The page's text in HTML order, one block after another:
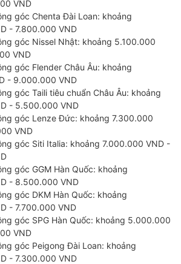
VND
góc Chenta Đài Loan: khoảng
- 7.800.000 VND
góc Nissel Nhật: khoảng 5.100.000
VND
góc Flender Châu Âu: khoảng
- 9.000.000 VND
góc Taili tiêu chuẩn Châu Âu: khoảng
- 5.500.000 VND
góc Lenze Đức: khoảng 7.300.000
VND
góc Siti Italia: khoảng 7.000.000 VND -
góc GGM Hàn Quốc: khoảng
- 8.500.000 VND
góc DKM Hàn Quốc: khoảng
- 7.700.000 VND
góc SPG Hàn Quốc: khoảng 5.000.000
VND
góc Peigong Đài Loan: khoảng
- 7.300.000 VND